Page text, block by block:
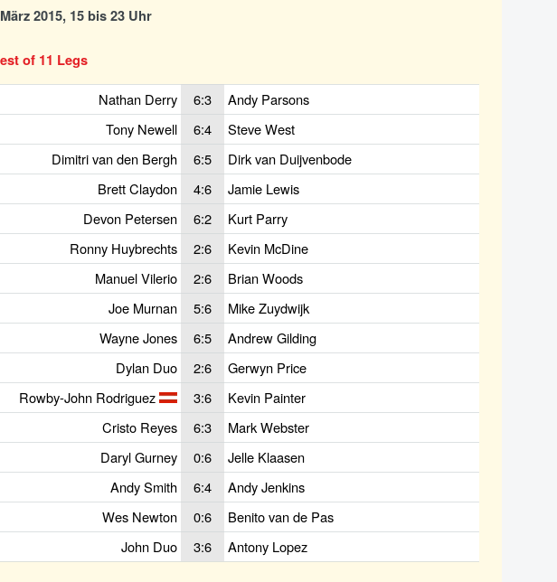
2015, 15 bis 23 Uhr
of 11 Legs
Nathan Derry 6:3
Andy Parsons
Tony Newell
6:4
Steve West
Dimitri van den Bergh
6:5
Dirk van Duijvenbode
Brett Claydon
4:6
Jamie Lewis
Devon Petersen
6:2
Kurt Parry
Ronny Huybrechts
2:6
Kevin McDine
Manuel Vilerio
2:6
Brian Woods
Joe Murnan
5:6
Mike Zuydwijk
Wayne Jones
6:5
Andrew Gilding
Dylan Duo
2:6
Gerwyn Price
Rowby-John Rodriguez
3:6
Kevin Painter
Cristo Reyes
6:3
Mark Webster
Daryl Gurney
0:6
Jelle Klaasen
Andy Smith
6:4
Andy Jenkins
Wes Newton
0:6
Benito van de Pas
John Duo
3:6 Antony Lopez